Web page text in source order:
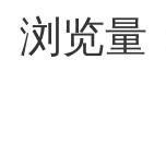
浏览量